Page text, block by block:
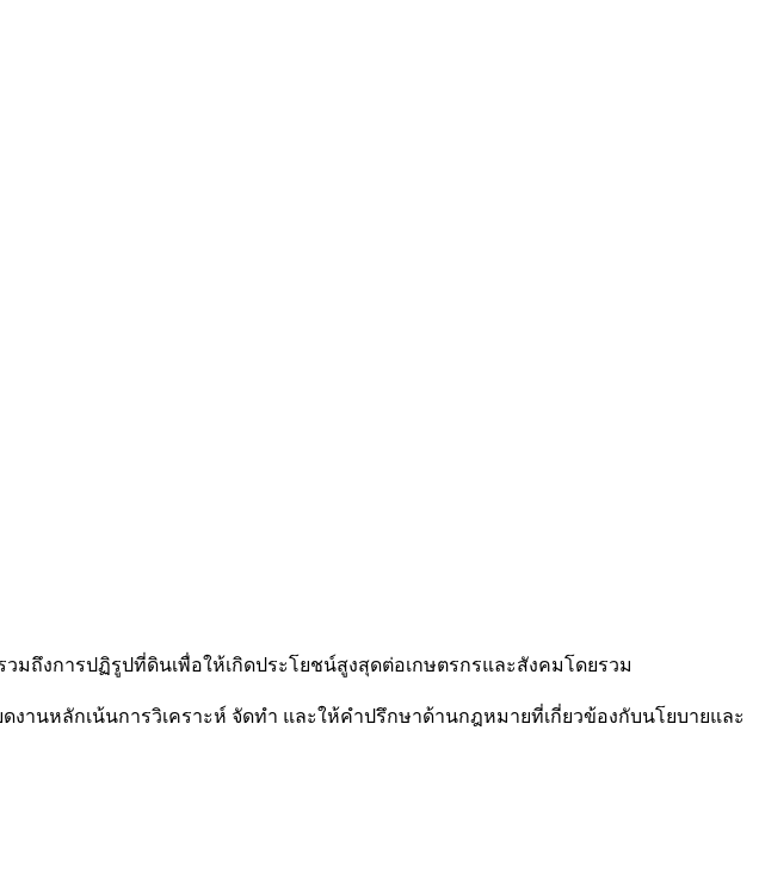
ถึงการปฏิรูปที่ดินเพื่อให้เกิดประโยชน์สูงสุดต่อเกษตรกรและสังคมโดยรวม
านหลักเน้นการวิเคราะห์ จัดทำ และให้คำปรึกษาด้านกฎหมายที่เกี่ยวข้องกับนโยบายและ